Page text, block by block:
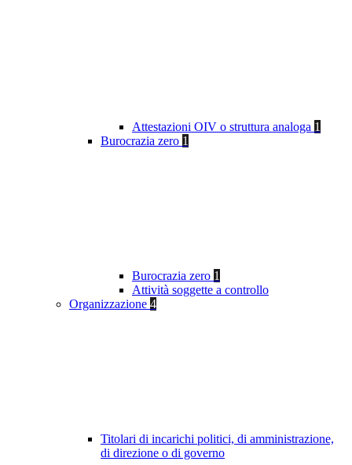
Attestazioni OIV o struttura analoga 1
Burocrazia zero 1
Burocrazia zero 1
Attività soggette a controllo
Organizzazione 4
Titolari di incarichi politici, di amministrazione,
di direzione o di governo